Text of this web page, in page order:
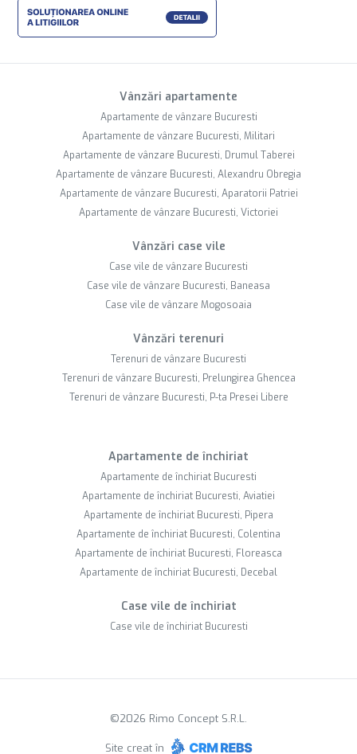
Vânzări apartamente
Apartamente de vânzare Bucuresti
Apartamente de vânzare Bucuresti, Militari
Apartamente de vânzare Bucuresti, Drumul Taberei
Apartamente de vânzare Bucuresti, Alexandru Obregia
Apartamente de vânzare Bucuresti, Aparatorii Patriei
Apartamente de vânzare Bucuresti, Victoriei
Vânzări case vile
Case vile de vânzare Bucuresti
Case vile de vânzare Bucuresti, Baneasa
Case vile de vânzare Mogosoaia
Vânzări terenuri
Terenuri de vânzare Bucuresti
Terenuri de vânzare Bucuresti, Prelungirea Ghencea
Terenuri de vânzare Bucuresti, P-ta Presei Libere
Apartamente de închiriat
Apartamente de închiriat Bucuresti
Apartamente de închiriat Bucuresti, Aviatiei
Apartamente de închiriat Bucuresti, Pipera
Apartamente de închiriat Bucuresti, Colentina
Apartamente de închiriat Bucuresti, Floreasca
Apartamente de închiriat Bucuresti, Decebal
Case vile de închiriat
Case vile de închiriat Bucuresti
©2026 Rimo Concept S.R.L.
Site creat în